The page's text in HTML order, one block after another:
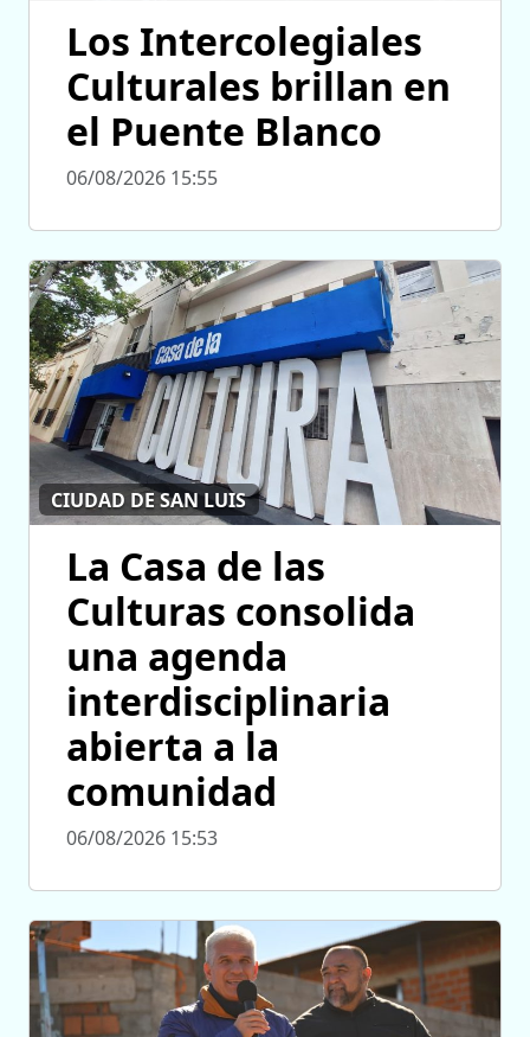
Los Intercolegiales
Culturales brillan en
el Puente Blanco
06/08/2026 15:55
CIUDAD DE SAN LUIS
La Casa de las
Culturas consolida
una agenda
interdisciplinaria
abierta a la
comunidad
06/08/2026 15:53